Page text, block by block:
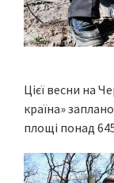
Цієї весни на
країна»
площі понад